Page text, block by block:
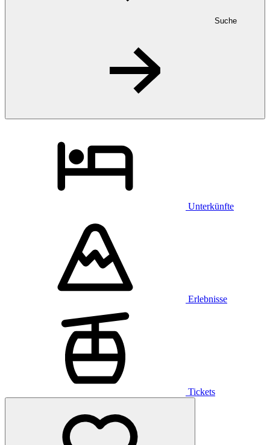
Suche
Unterkünfte
Erlebnisse
Tickets